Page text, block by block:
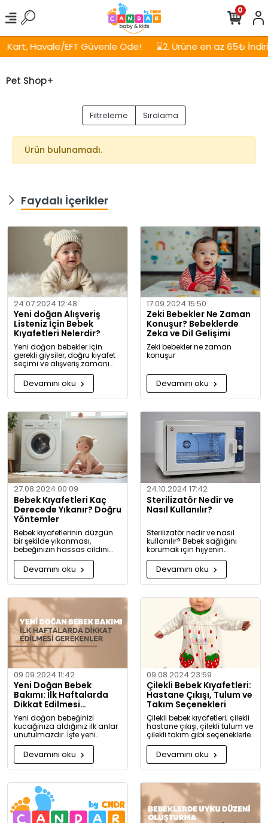
Havale/EFT Güvenle Öde! ⌛2. Ürüne en az 65₺
0
Pet Shop+
Filtreleme Sıralama
Ürün bulunamadı.
Faydalı İçerikler
24.07.2024 12:48
Yeni doğan Alışveriş
Listeniz İçin Bebek
Kıyafetleri Nelerdir?
Yeni doğan bebekler için
gerekli giysiler, doğru kıyafet
seçimi ve alışveriş zamanı
hakkında kapsamlı bilgiler ve
tavsiyeler.
Devamını oku
17.09.2024 15:50
Zeki Bebekler Ne Zaman
Konuşur? Bebeklerde
Zeka ve Dil Gelişimi
Zeki bebekler ne zaman
konuşur
Devamını oku
27.08.2024 00:09
Bebek Kıyafetleri Kaç
Derecede Yıkanır? Doğru
Yöntemler
Bebek kıyafetlerinin düzgün
bir şekilde yıkanması,
bebeğinizin hassas cildini
korumak için oldukça
önemlidir. Bu rehberde, bebek
giysilerinizi nasıl ve hangi
koşullarda yıkamanız
bilgiler bulacaksınız.
Devamını oku
24.10.2024 17:42
Sterilizatör Nedir ve
Nasıl Kullanılır?
Sterilizatör nedir ve nasıl
kullanılır? Bebek sağlığını
korumak için hijyenin
önemini keşfedin. Buharlı ve
UV sterilizatörlerle mikroplara
karşı tam koruma!
Devamını oku
09.09.2024 11:42
Yeni Doğan Bebek
Bakımı: İlk Haftalarda
Dikkat Edilmesi
Gerekenler
Yeni doğan bebeğinizi
kucağınıza aldığınız ilk anlar
unutulmazdır. İşte yeni
doğan bebek bakımında
dikkat etmeniz gerekenler:
Devamını oku
09.08.2024 23:59
Çilekli Bebek Kıyafetleri:
Hastane Çıkışı, Tulum ve
Takım Seçenekleri
Çilekli bebek kıyafetleri; çilekli
hastane çıkışı, çilekli tulum ve
çilekli takım gibi seçeneklerle
bebeğinize tatlılık katıyor. Kız
ve erkek bebekler için özel
tasarlanmış, organik
pamuktan üretilmiş şık ve
Devamını oku